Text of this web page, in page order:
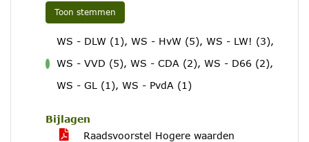
Toon stemmen
WS - DLW (1), WS - HvW (5), WS - LW! (3),
WS - VVD (5), WS - CDA (2), WS - D66 (2),
WS - GL (1), WS - PvdA (1)
Bijlagen
Raadsvoorstel Hogere waarden